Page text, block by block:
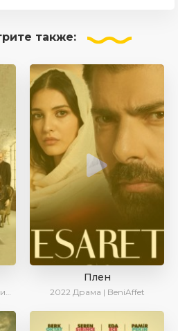
также:
Плен
2022 Драма | BeniAffet